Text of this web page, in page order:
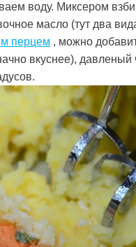
воду. Миксером
масло (тут два
перцем , можно
вкуснее),